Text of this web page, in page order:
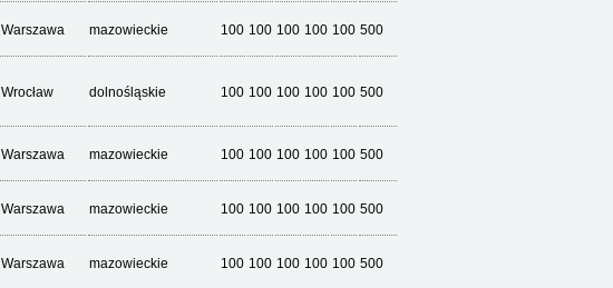
Warszawa mazowieckie 100 100 100 100 100 500
Wrocław dolnośląskie 100 100 100 100 100 500
Warszawa mazowieckie 100 100 100 100 100 500
Warszawa mazowieckie 100 100 100 100 100 500
Warszawa mazowieckie 100 100 100 100 100 500